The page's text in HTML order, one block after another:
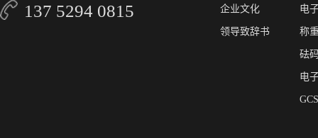
137 5294 0815 企业文化
领导致辞书
电
称
砝
电